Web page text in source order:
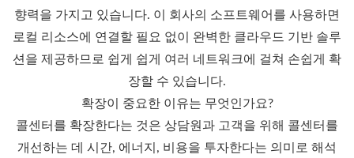
향력을 가지고 있습니다. 이 회사의 소프트웨어를 사용하면
로컬 리소스에 연결할 필요 없이 완벽한 클라우드 기반 솔루
션을 제공하므로 쉽게 쉽게
여러 네트워크에 걸쳐 손쉽게 확
장할 수 있습니다.
확장이 중요한 이유는 무엇인가요?
콜센터를 확장한다는 것은 상담원과 고객을 위해 콜센터를
개선하는 데 시간, 에너지, 비용을 투자한다는 의미로 해석